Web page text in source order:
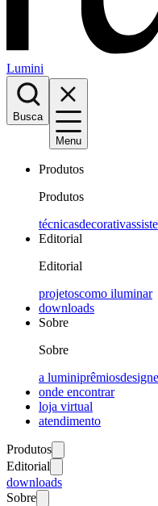
Lumini
Busca
Menu
Produtos
Produtos
técnicasdecorativas
Editorial
Editorial
projetoscomo iluminar
downloads
Sobre
Sobre
a luminiprêmios
onde encontrar
loja virtual
atendimento
Produtos
Editorial
downloads
Sobre